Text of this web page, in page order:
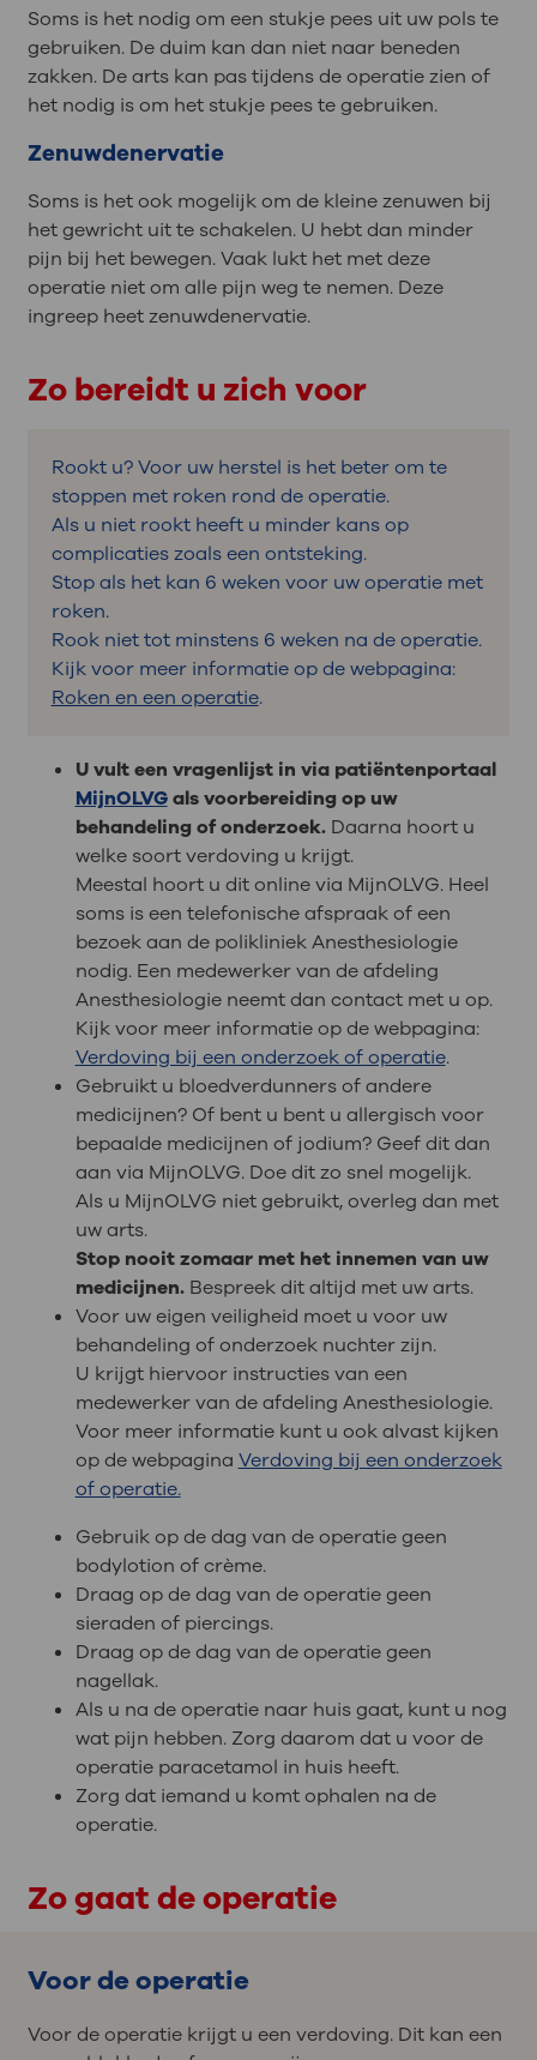
Soms is het nodig om een stukje pees uit uw pols te
gebruiken. De duim kan dan niet naar beneden
zakken. De arts kan pas tijdens de operatie zien of
het nodig is om het stukje pees te gebruiken.
Zenuwdenervatie
Soms is het ook mogelijk om de kleine zenuwen bij
het gewricht uit te schakelen. U hebt dan minder
pijn bij het bewegen. Vaak lukt het met deze
operatie niet om alle pijn weg te nemen. Deze
ingreep heet zenuwdenervatie.
Zo bereidt u zich voor
Rookt u? Voor uw herstel is het beter om te
stoppen met roken rond de operatie.
Als u niet rookt heeft u minder kans op
complicaties zoals een ontsteking.
Stop als het kan 6 weken voor uw operatie met
roken.
Rook niet tot minstens 6 weken na de operatie.
Kijk voor meer informatie op de webpagina:
Roken en een operatie.
U vult een vragenlijst in via patiëntenportaal
MijnOLVGals voorbereiding op uw
behandeling of onderzoek.Daarna hoort u
welke soort verdoving u krijgt.
Meestal hoort u dit online via MijnOLVG. Heel
soms is een telefonische afspraak of een
bezoek aan de polikliniek Anesthesiologie
nodig. Een medewerker van de afdeling
Anesthesiologie neemt dan contact met u op.
Kijk voor meer informatie op de webpagina:
Verdoving bij een onderzoek of operatie.
Gebruikt u bloedverdunners of andere
medicijnen? Of bent u bent u allergisch voor
bepaalde medicijnen of jodium? Geef dit dan
aan via MijnOLVG. Doe dit zo snel mogelijk.
Als u MijnOLVG niet gebruikt, overleg dan met
uw arts.
Stop nooit zomaar met het innemen van uw
medicijnen.Bespreek dit altijd met uw arts.
Voor uw eigen veiligheid moet u voor uw
behandeling of onderzoek nuchter zijn.
U krijgt hiervoor instructies van een
medewerker van de afdeling Anesthesiologie.
Voor meer informatie kunt u ook alvast kijken
op de webpagina Verdoving bij een onderzoek
of operatie.
Gebruik op de dag van de operatie geen
bodylotion of crème.
Draag op de dag van de operatie geen
sieraden of piercings.
Draag op de dag van de operatie geen
nagellak.
Als u na de operatie naar huis gaat, kunt u nog
wat pijn hebben. Zorg daarom dat u voor de
operatie paracetamol in huis heeft.
Zorg dat iemand u komt ophalen na de
operatie.
Zo gaat de operatie
Voor de operatie
Voor de operatie krijgt u een verdoving. Dit kan een